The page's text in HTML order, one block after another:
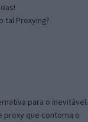
tal Proxying?
para o inevitável.
proxy que contorna o